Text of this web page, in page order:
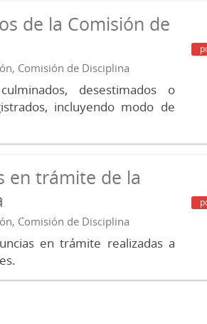
de la Comisión de
Comisión de Disciplina
desestimados o
incluyendo modo de
en trámite de la
Comisión de Disciplina
en trámite realizadas a